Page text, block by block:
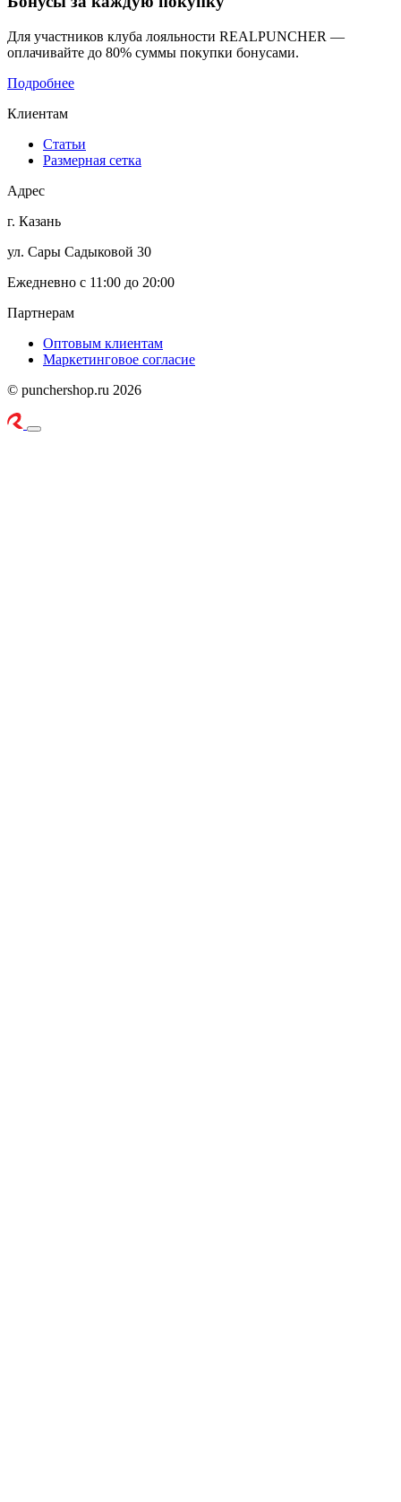
Для участников клуба лояльности REALPUNCHER —
оплачивайте до 80% суммы покупки бонусами.
Подробнее
Клиентам
Статьи
Размерная сетка
Адрес
г. Казань
ул. Сары Садыковой 30
Ежедневно с 11:00 до 20:00
Партнерам
Оптовым клиентам
Маркетинговое согласие
© punchershop.ru 2026